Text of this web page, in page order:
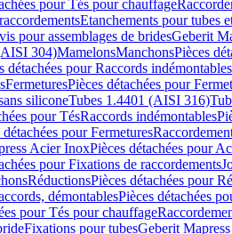
pour Tés pour chauffage
Etanchements pour tubes
pour assemblages de bridesGeberit
304)MamelonsManchonsPièces
détachées pour Raccords indémontables
FermeturesPièces détachées pour
siliconeTubes 1.4401 (AISI 316)
pour TésRaccords indémontables
détachées pour Fermetures
Acier InoxPièces détachées pour
pour Fixations de raccordements
RéductionsPièces détachées pour
démontablesPièces détachées
pour Tés pour chauffage
Fixations pour tubesGeberit